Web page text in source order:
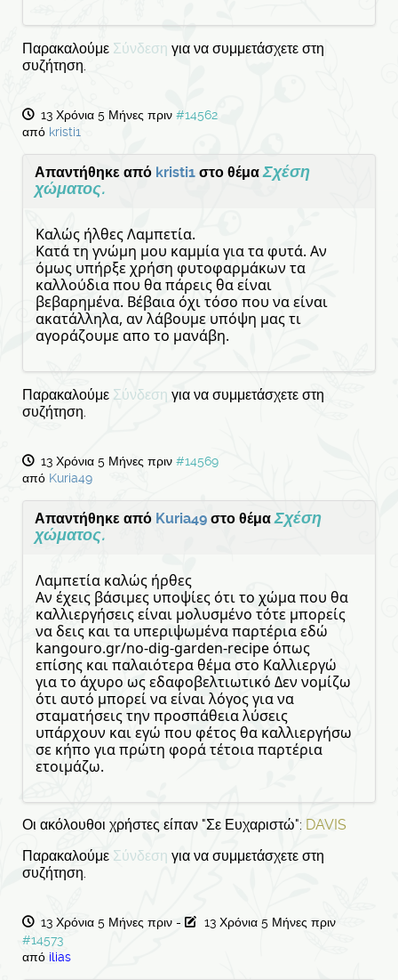
Παρακαλούμε Σύνδεση για να συμμετάσχετε στη
συζήτηση.
13 Χρόνια 5 Μήνες πριν #14562
από kristi1
Απαντήθηκε από kristi1 στο θέμαΣχέση
χώματος.
Καλώς ήλθες Λαμπετία.
Κατά τη γνώμη μου καμμία για τα φυτά. Αν
όμως υπήρξε χρήση φυτοφαρμάκων τα
καλλούδια που θα πάρεις θα είναι
βεβαρημένα. Βέβαια όχι τόσο που να είναι
ακατάλληλα, αν λάβουμε υπόψη μας τι
αγοράζουμε απο το μανάβη.
Παρακαλούμε Σύνδεση για να συμμετάσχετε στη
συζήτηση.
13 Χρόνια 5 Μήνες πριν #14569
από Kuria49
Απαντήθηκε από Kuria49 στο θέμαΣχέση
χώματος.
Λαμπετία καλώς ήρθες
Αν έχεις βάσιμες υποψίες ότι το χώμα που θα
καλλιεργήσεις είναι μολυσμένο τότε μπορείς
να δεις και τα υπεριψωμένα παρτέρια εδώ
kangouro.gr/no-dig-garden-recipe όπως
επίσης και παλαιότερα θέμα στο Καλλιεργώ
για το άχυρο ως εδαφοβελτιωτικό Δεν νομίζω
ότι αυτό μπορεί να είναι λόγος για να
σταματήσεις την προσπάθεια λύσεις
υπάρχουν και εγώ που φέτος θα καλλιεργήσω
σε κήπο για πρώτη φορά τέτοια παρτέρια
ετοιμάζω.
Οι ακόλουθοι χρήστες είπαν "Σε Ευχαριστώ": DAVIS
Παρακαλούμε Σύνδεση για να συμμετάσχετε στη
συζήτηση.
13 Χρόνια 5 Μήνες πριν -
13 Χρόνια 5 Μήνες πριν
#14573
από ilias